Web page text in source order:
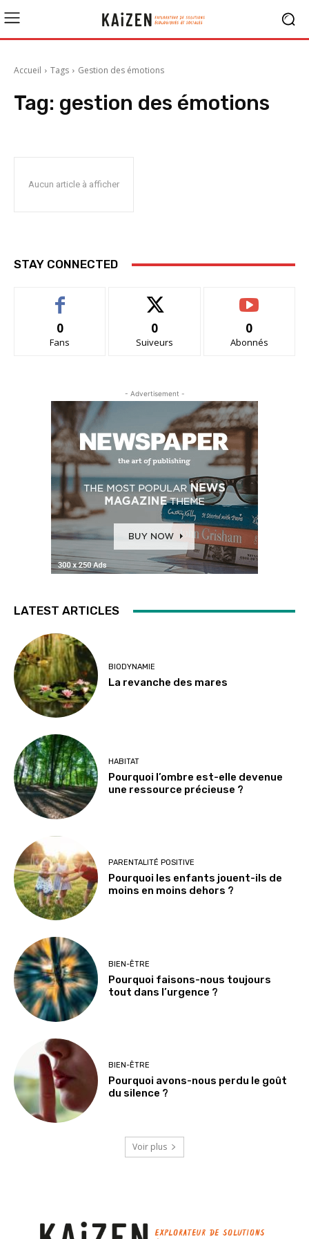
Accueil Tags Gestion des émotions
Tag: gestion des émotions
Aucun article à afficher
STAY CONNECTED
0
Fans
0
Suiveurs
0
Abonnés
- Advertisement -
LATEST ARTICLES
BIODYNAMIE
La revanche des mares
HABITAT
Pourquoi l’ombre est-elle devenue
une ressource précieuse ?
PARENTALITÉ POSITIVE
Pourquoi les enfants jouent-ils de
moins en moins dehors ?
BIEN-ÊTRE
Pourquoi faisons-nous toujours
tout dans l’urgence ?
BIEN-ÊTRE
Pourquoi avons-nous perdu le goût
du silence ?
Voir plus